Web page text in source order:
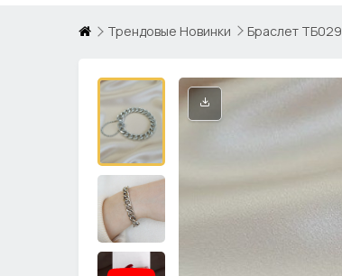
Трендовые Новинки Браслет ТБ029